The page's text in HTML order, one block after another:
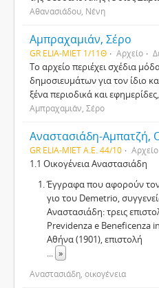
Αθανασιάδου, Νένη
Αμπραχαμιάν, Σέρο
GR ELIA-MIET 1/11Θ Αρχείο
Το αρχείο περιέχει σχέδια
δημοσιευμάτων για τον ίδιο
ξένα περιοδικά και
Αμπραχαμιάν, Σέρο
Αναστασιάδη-Αμπατζή,
GR ELIA-MIET Α.Ε. 44/10 Αρχείο
1.1 Οικογένεια Αναστασιάδη
Έγγραφα που αφορούν
γιο του Demetrio,
Αναστασιάδη: τρεις
Previdenza e Beneficenza
Αθήνα (1901), επιστολή
... »
Αναστασιάδη, οικογένεια